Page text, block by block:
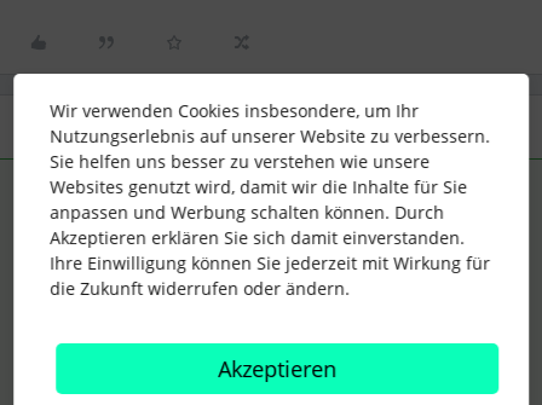
3 Antworten Älteste zuerst
Lena ANTWORT Forum|Forum|3 years ago
Hallo@SarahMarleen,
keine Sorge, die Daten werden nicht gelöscht, ihr werdet sie
Demnächst wird es eine offizielle Kommunikation dazu
geben, wie ihr die Informationen exportieren könnt. :)
Ich selbst weiß aktuell lediglich, dass unser Produkt-Team
Wir verwenden Cookies insbesondere, um Ihr
Nutzungserlebnis auf unserer Website zu verbessern.
Sie helfen uns besser zu verstehen wie unsere
Websites genutzt wird, damit wir die Inhalte für Sie
anpassen und Werbung schalten können. Durch
Akzeptieren erklären Sie sich damit einverstanden.
Ihre Einwilligung können Sie jederzeit mit Wirkung für
die Zukunft widerrufen oder ändern.
Akzeptieren